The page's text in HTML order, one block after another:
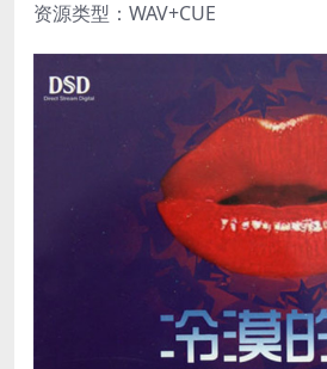
资源类型：WAV+CUE